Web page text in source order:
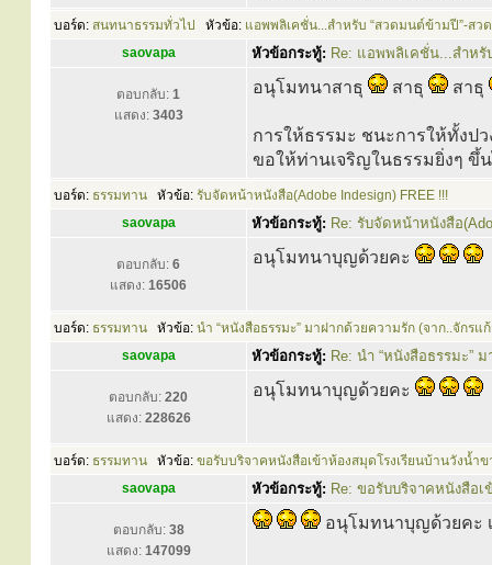
บอร์ด: สนทนาธรรมทั่วไป หัวข้อ: แอพพลิเคชั่น...สำหรับ “สวดมนต์ข้ามปี”-สว
saovapa
หัวข้อกระทู้: Re: แอพพลิเคชั่น...สำหรั
ตอบกลับ: 1
แสดง: 3403
อนุโมทนาสาธุ สาธุ สาธุ
การให้ธรรมะ ชนะการให้ทั้งปว
ขอให้ท่านเจริญในธรรมยิ่งๆ ขึ้
บอร์ด: ธรรมทาน หัวข้อ: รับจัดหน้าหนังสือ(Adobe Indesign) FREE !!!
saovapa
หัวข้อกระทู้: Re: รับจัดหน้าหนังสือ
ตอบกลับ: 6
แสดง: 16506
อนุโมทนาบุญด้วยคะ
บอร์ด: ธรรมทาน หัวข้อ: นำ “หนังสือธรรมะ” มาฝากด้วยความรัก (จาก..จักรแ
saovapa
หัวข้อกระทู้: Re: นำ “หนังสือธรรมะ”
ตอบกลับ: 220
แสดง: 228626
อนุโมทนาบุญด้วยคะ
บอร์ด: ธรรมทาน หัวข้อ: ขอรับบริจาคหนังสือเข้าห้องสมุดโรงเรียนบ้านวังน้ำข
saovapa
หัวข้อกระทู้: Re: ขอรับบริจาคหนังสือเ
ตอบกลับ: 38
แสดง: 147099
อนุโมทนาบุญด้วยคะ